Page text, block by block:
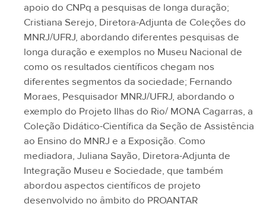
apoio do CNPq a pesquisas de longa duração;
Cristiana Serejo, Diretora-Adjunta de Coleções do
MNRJ/UFRJ, abordando diferentes pesquisas de
longa duração e exemplos no Museu Nacional de
como os resultados científicos chegam nos
diferentes segmentos da sociedade; Fernando
Moraes, Pesquisador MNRJ/UFRJ, abordando o
exemplo do Projeto Ilhas do Rio/ MONA Cagarras, a
Coleção Didático-Científica da Seção de Assistência
ao Ensino do MNRJ e a Exposição. Como
mediadora, Juliana Sayão, Diretora-Adjunta de
Integração Museu e Sociedade, que também
abordou aspectos científicos de projeto
desenvolvido no âmbito do PROANTAR